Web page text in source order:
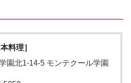
本料理］
園北1-14-5 モンテクール学園